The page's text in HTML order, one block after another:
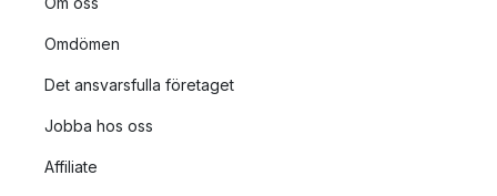
Omdömen
Det ansvarsfulla företaget
Jobba hos oss
Affiliate